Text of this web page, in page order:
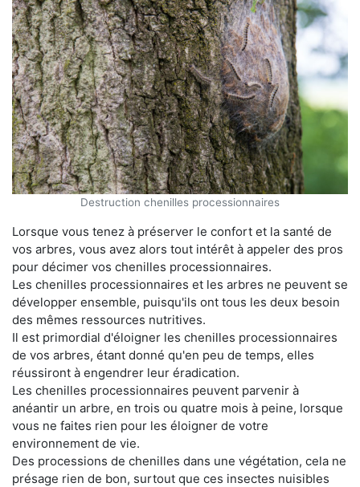
Destruction chenilles processionnaires
Lorsque vous tenez à préserver le confort et la santé de
vos arbres, vous avez alors tout intérêt à appeler des pros
pour décimer vos chenilles processionnaires.
Les chenilles processionnaires et les arbres ne peuvent se
développer ensemble, puisqu'ils ont tous les deux besoin
des mêmes ressources nutritives.
Il est primordial d'éloigner les chenilles processionnaires
de vos arbres, étant donné qu'en peu de temps, elles
réussiront à engendrer leur éradication.
Les chenilles processionnaires peuvent parvenir à
anéantir un arbre, en trois ou quatre mois à peine, lorsque
vous ne faites rien pour les éloigner de votre
environnement de vie.
Des processions de chenilles dans une végétation, cela ne
présage rien de bon, surtout que ces insectes nuisibles